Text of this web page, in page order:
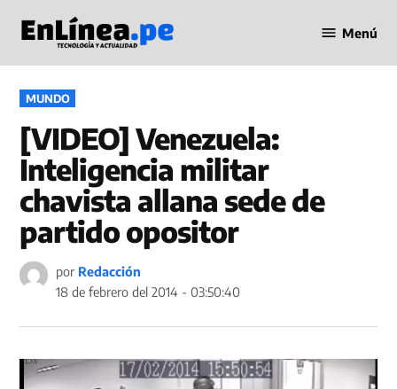
contenido
en Línea
Menú
PUBLICADO
EN
MUNDO
[VIDEO] Venezuela:
Inteligencia militar
chavista allana sede de
partido opositor
por Redacción
18 de febrero del 2014 - 03:50:40